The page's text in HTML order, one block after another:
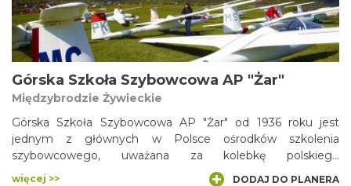
lotniczym i wielu innych, świetnych pilotów. Aeroklub
użytkuje powstałe w latach 20. ubiegłego wieku sportowe
lotnisko w Katowicach Muchowcu.
Górska Szkoła Szybowcowa AP "Żar"
Międzybrodzie Żywieckie
Górska Szkoła Szybowcowa AP "Żar" od 1936 roku jest
jednym z głównych w Polsce ośrodków szkolenia
szybowcowego, uważana za kolebkę polskiego
szybownictwa.
więcej >> DODAJ DO PLANERA